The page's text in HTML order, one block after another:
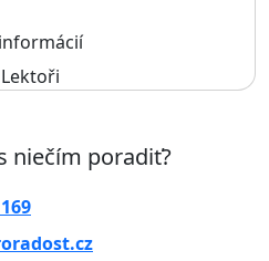
niečím poradiť?